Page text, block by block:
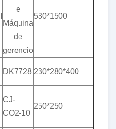
e
Máquina
de
gerencio
530*1500
DK7728 230*280*400
CJ-
CO2-10
250*250